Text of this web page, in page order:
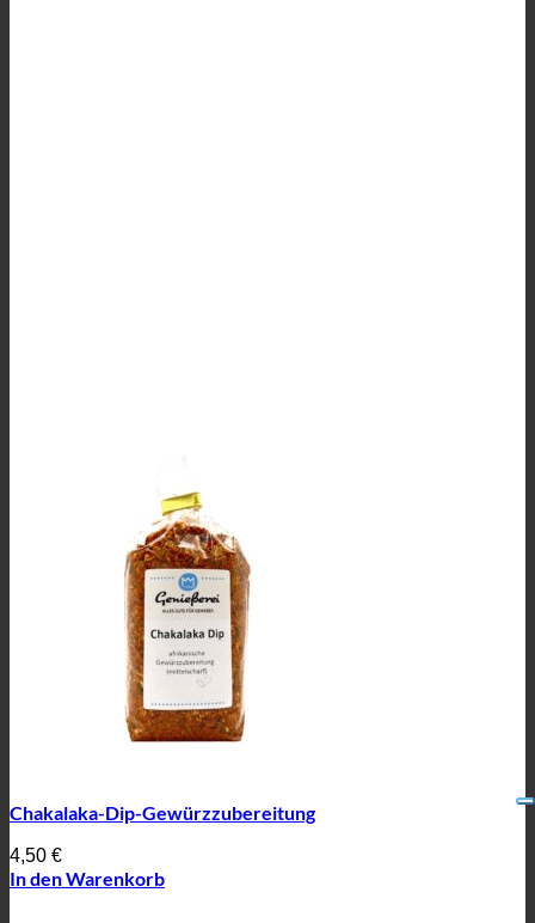
Chakalaka-Dip-Gewürzzubereitung
4,50 €
In den Warenkorb